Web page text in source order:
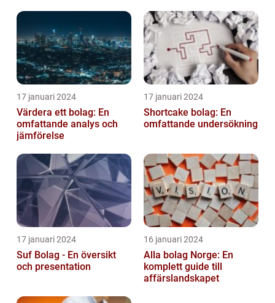
17 januari 2024
Värdera ett bolag: En
omfattande analys och
jämförelse
17 januari 2024
Shortcake bolag: En
omfattande undersökning
17 januari 2024
Suf Bolag - En översikt
och presentation
16 januari 2024
Alla bolag Norge: En
komplett guide till
affärslandskapet